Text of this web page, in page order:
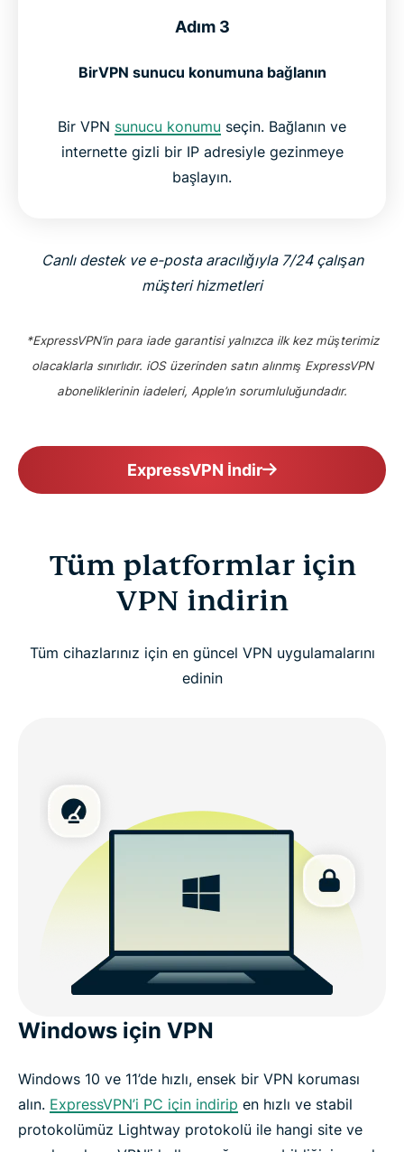
Adım 3
BirVPN sunucu konumuna bağlanın
Bir VPN sunucu konumu seçin. Bağlanın ve
internette gizli bir IP adresiyle gezinmeye
başlayın.
Canlı destek ve e-posta aracılığıyla 7/24 çalışan
müşteri hizmetleri
*ExpressVPN’in para iade garantisi yalnızca ilk kez müşterimiz
olacaklarla sınırlıdır. iOS üzerinden satın alınmış ExpressVPN
aboneliklerinin iadeleri, Apple’ın sorumluluğundadır.
ExpressVPN İndir
Tüm platformlar için
VPN indirin
Tüm cihazlarınız için en güncel VPN uygulamalarını
edinin
Windows için VPN
Windows 10 ve 11’de hızlı, ensek bir VPN koruması
alın. ExpressVPN’i PC için indirip en hızlı ve stabil
protokolümüz Lightway protokolü ile hangi site ve